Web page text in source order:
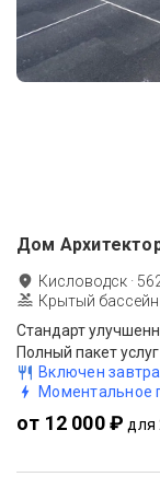
Дом
Кисловодск ·
Крытый бассейн
Стандарт
Полный пакет
Включен
Моментальное
от 12 000 ₽ для